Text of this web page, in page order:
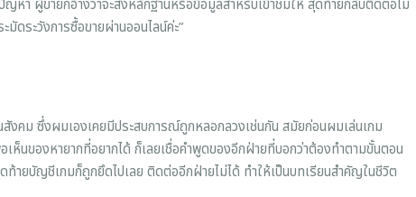
หา ผู้ขายก็อ้างว่าจะส่งหลักฐานหรือข้อมูลสำหรับเข้าชมให้ สุดท้ายกลับติดต่อไม่
มัดระวังการซื้อขายผ่านออนไลน์ค่ะ”
งคม ซึ่งผมเองเคยมีประสบการณ์ถูกหลอกลวงเช่นกัน สมัยก่อนผมเล่นเกม
ห็นของหายากที่อยากได้ ก็เลยเชื่อคำพูดของอีกฝ่ายที่บอกว่าต้องทำตามขั้นตอน
ายบัญชีเกมก็ถูกยึดไปเลย ติดต่ออีกฝ่ายไม่ได้ ทำให้เป็นบทเรียนสำคัญในชีวิต